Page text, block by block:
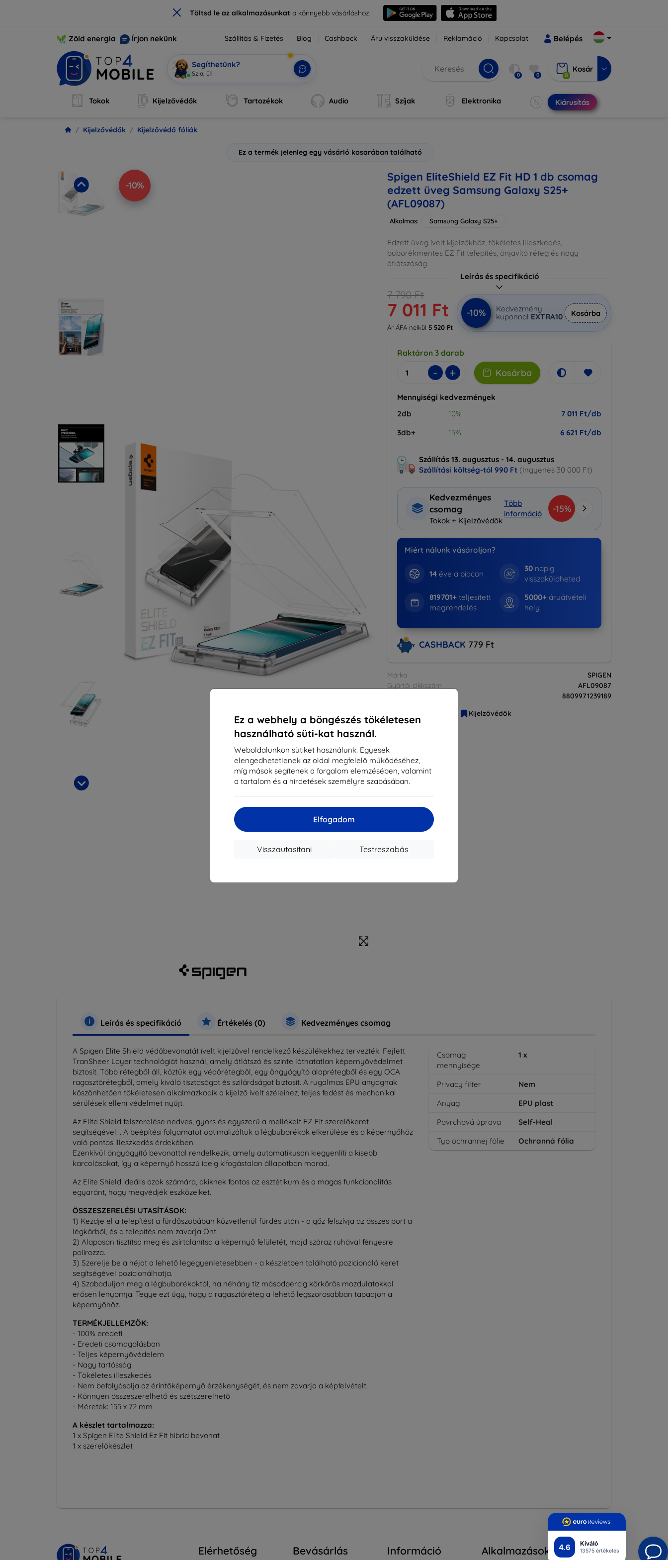
× Töltsd le az alkalmazásunkata könnyebb vásárláshoz.
4.6 Kiváló
13575 értékelés
Ez a webhely a böngészés tökéletesen
használható süti-kat használ.
Weboldalunkon sütiket használunk. Egyesek
elengedhetetlenek az oldal megfelelő működéséhez,
míg mások segítenek a forgalom elemzésében, valamint
a tartalom és a hirdetések személyre szabásában.
Elfogadom
Testreszabás
Visszautasítani
Zöld energia Írjon nekünk Szállítás & Fizetés Blog Cashback Áru visszaküldése Reklamáció Kapcsolat Belépés
Segíthetünk?
Mobi vagyo 0 0 0
Kosár
Tokok Kijelzővédők Tartozékok Audio Szíjak Elektronika Kiárusítás
Kijelzővédők Kijelzővédő fóliák
Ez a termék jelenleg egy vásárló kosarában található
-10%
Spigen EliteShield EZ Fit HD 1 db csomag
edzett üveg Samsung Galaxy S25+
(AFL09087)
Alkalmas: Samsung Galaxy S25+
Edzett üveg ívelt kijelzőkhöz, tökéletes illeszkedés,
buborékmentes EZ Fit telepítés, önjavító réteg és nagy
átlátszóság
Leírás és specifikáció
7 790 Ft
7 011 Ft
Ár ÁFA nelkül 5 520 Ft
-10%
Kedvezmény
kuponnal EXTRA10 Kosárba
Raktáron 3 darab
- + Kosárba
Mennyiségi kedvezmények
2db
10%
7 011 Ft/db
3db+
15% 6 621 Ft/db
Szállítás 13. augusztus - 14. augusztus
Szállítási költség-tól 990 Ft (Ingyenes 30 000 Ft)
Kedvezményes
csomag
Tokok + Kijelzővédők
Több
információ
-15%
Miért nálunk vásároljon?
14éve a piacon
30napig
visszaküldheted
819701+teljesített
megrendelés
5000+áruátvételi
hely
CASHBACK 779 Ft
Márka
SPIGEN
Gyártói cikkszám
AFL09087
8809971239189
Kijelzővédők
Leírás és specifikáció Értékelés (0) Kedvezményes csomag
A Spigen Elite Shield védőbevonatát ívelt kijelzővel rendelkező készülékekhez tervezték. Fejlett
TranSheer Layer technológiát használ, amely átlátszó és szinte láthatatlan képernyővédelmet
biztosít. Több rétegből áll, köztük egy védőrétegből, egy öngyógyító alaprétegből és egy OCA
ragasztórétegből, amely kiváló tisztaságot és szilárdságot biztosít. A rugalmas EPU anyagnak
köszönhetően tökéletesen alkalmazkodik a kijelző ívelt széleihez, teljes fedést és mechanikai
sérülések elleni védelmet nyújt.
Az Elite Shield felszerelése nedves, gyors és egyszerű a mellékelt EZ Fit szerelőkeret
segítségével. . A beépítési folyamatot optimalizáltuk a légbuborékok elkerülése és a képernyőhöz
való pontos illeszkedés érdekében.
Ezenkívül öngyógyító bevonattal rendelkezik, amely automatikusan kiegyenlíti a kisebb
karcolásokat, így a képernyő hosszú ideig kifogástalan állapotban marad.
Az Elite Shield ideális azok számára, akiknek fontos az esztétikum és a magas funkcionalitás
egyaránt, hogy megvédjék eszközeiket.
ÖSSZESZERELÉSI UTASÍTÁSOK:
1) Kezdje el a telepítést a fürdőszobában közvetlenül fürdés után - a gőz felszívja az összes port a
légkörből, és a telepítés nem zavarja Önt.
2) Alaposan tisztítsa meg és zsírtalanítsa a képernyő felületét, majd száraz ruhával fényesre
polírozza.
3) Szerelje be a héjat a lehető legegyenletesebben - a készletben található pozicionáló keret
segítségével pozicionálhatja.
4) Szabaduljon meg a légbuborékoktól, ha néhány tíz másodpercig körkörös mozdulatokkal
erősen lenyomja. Tegye ezt úgy, hogy a ragasztóréteg a lehető legszorosabban tapadjon a
képernyőhöz.
TERMÉKJELLEMZŐK:
- 100% eredeti
- Eredeti csomagolásban
- Teljes képernyővédelem
- Nagy tartósság
- Tökéletes illeszkedés
- Nem befolyásolja az érintőképernyő érzékenységét, és nem zavarja a képfelvételt.
- Könnyen összeszerelhető és szétszerelhető
- Méretek: 155 x 72 mm
A készlet tartalmazza:
1 x Spigen Elite Shield Ez Fit hibrid bevonat
1 x szerelőkészlet
Csomag
mennyisége
1 x
Privacy filter
Nem
Anyag
EPU plast
Povrchová úprava
Self-Heal
Typ ochrannej fólie
Ochranná fólia
Elérhetőség Bevásárlás Információ Alkalmazások